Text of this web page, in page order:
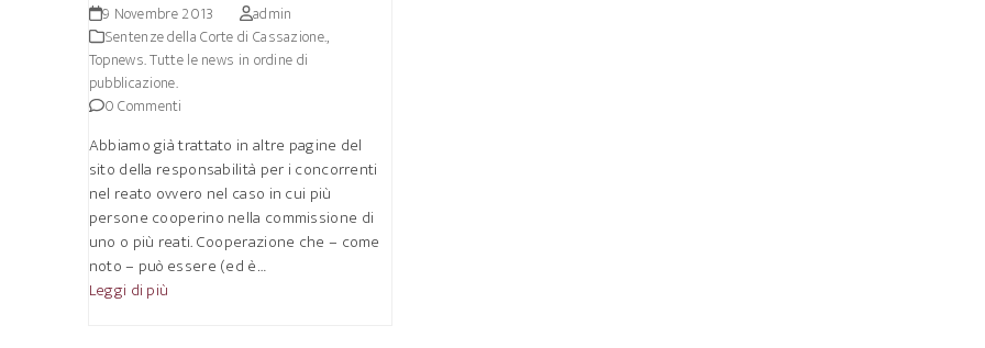
9 Novembre 2013
admin
Sentenze della Corte di Cassazione.,
Topnews. Tutte le news in ordine di
pubblicazione.
0 Commenti
Abbiamo già trattato in altre pagine del
sito della responsabilità per i concorrenti
nel reato ovvero nel caso in cui più
persone cooperino nella commissione di
uno o più reati. Cooperazione che – come
noto – può essere (ed è…
Leggi di più